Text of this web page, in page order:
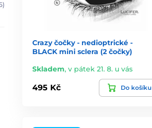
Crazy čočky - nedioptrické -
BLACK mini sclera (2 čočky)
Skladem, v pátek 21. 8. u vás
495 Kč Do košíku